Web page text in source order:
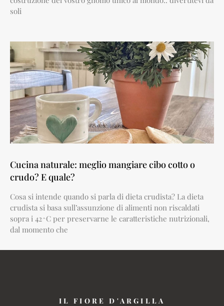
soli
Cucina naturale: meglio mangiare cibo cotto o
crudo? E quale?
Cosa si intende quando si parla di dieta crudista? La dieta
crudista si basa sull’assunzione di alimenti non riscaldati
sopra i 42^C per preservarne le caratteristiche nutrizionali,
dal momento che
IL FIORE D'ARGILLA